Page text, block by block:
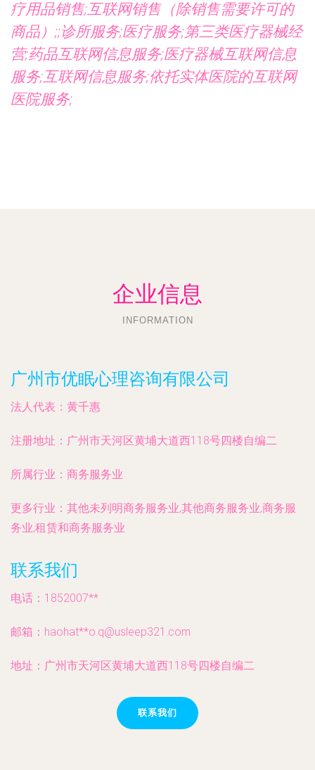
疗用品销售;互联网销售（除销售需要许可的
商品）;;诊所服务;医疗服务;第三类医疗器械经
营;药品互联网信息服务;医疗器械互联网信息
服务;互联网信息服务;依托实体医院的互联网
医院服务;
企业信息
INFORMATION
广州市优眠心理咨询有限公司
法人代表： 黄千惠
注册地址： 广州市天河区黄埔大道西118号四楼自编二
所属行业： 商务服务业
更多行业： 其他未列明商务服务业,其他商务服务业,商务服
务业,租赁和商务服务业
联系我们
电话：1852007**
邮箱：haohat**o.q@usleep321.com
地址：广州市天河区黄埔大道西118号四楼自编二
联系我们